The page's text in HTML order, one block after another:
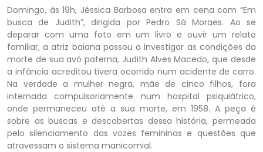
Domingo, às 19h, Jéssica Barbosa entra em cena com “Em
busca de Judith”, dirigida por Pedro Sá Moraes. Ao se
deparar com uma foto em um livro e ouvir um relato
familiar, a atriz baiana passou a investigar as condições da
morte de sua avó paterna, Judith Alves Macedo, que desde
a infância acreditou tivera ocorrido num acidente de carro.
Na verdade a mulher negra, mãe de cinco filhos, fora
internada compulsoriamente num hospital psiquiátrico,
onde permaneceu até a sua morte, em 1958. A peça é
sobre as buscas e descobertas dessa história, permeada
pelo silenciamento das vozes femininas e questões que
atravessam o sistema manicomial.